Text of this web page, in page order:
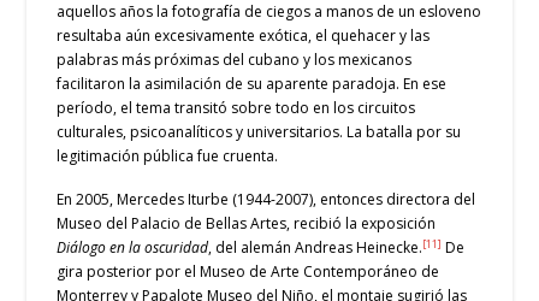
aquellos años la fotografía de ciegos a manos de un esloveno
resultaba aún excesivamente exótica, el quehacer y las
palabras más próximas del cubano y los mexicanos
facilitaron la asimilación de su aparente paradoja. En ese
período, el tema transitó sobre todo en los circuitos
culturales, psicoanalíticos y universitarios. La batalla por su
legitimación pública fue cruenta.
En 2005, Mercedes Iturbe (1944-2007), entonces directora del
Museo del Palacio de Bellas Artes, recibió la exposición
Diálogo en la oscuridad, del alemán Andreas Heinecke.[11] De
gira posterior por el Museo de Arte Contemporáneo de
Monterrey y Papalote Museo del Niño, el montaje sugirió las